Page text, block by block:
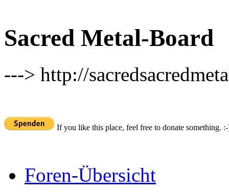
Sacred Metal-Board
---> http://
If you like this place, feel free to donate something.
Foren-Übersicht